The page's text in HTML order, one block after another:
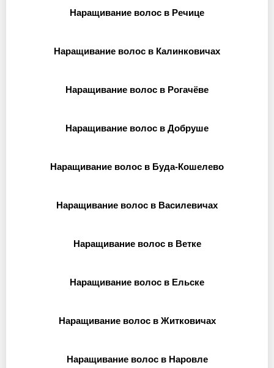
Наращивание волос в Речице
Наращивание волос в Калинковичах
Наращивание волос в Рогачёве
Наращивание волос в Добруше
Наращивание волос в Буда-Кошелево
Наращивание волос в Василевичах
Наращивание волос в Ветке
Наращивание волос в Ельске
Наращивание волос в Житковичах
Наращивание волос в Наровле